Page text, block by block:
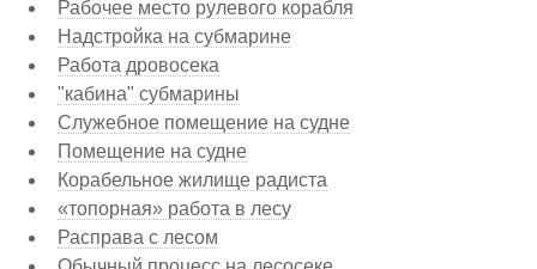
Рабочее место рулевого корабля
Надстройка на субмарине
Работа дровосека
"кабина" субмарины
Служебное помещение на судне
Помещение на судне
Корабельное жилище радиста
«топорная» работа в лесу
Расправа с лесом